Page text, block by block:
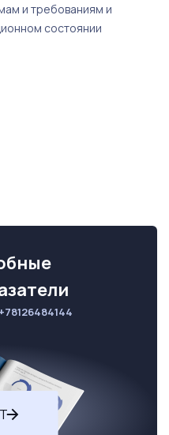
и требованиям и
состоянии
+78126484144